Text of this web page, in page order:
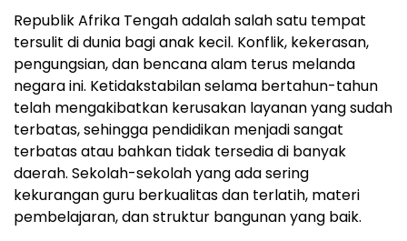
Republik Afrika Tengah adalah salah satu tempat
tersulit di dunia bagi anak kecil. Konflik, kekerasan,
pengungsian, dan bencana alam terus melanda
negara ini. Ketidakstabilan selama bertahun-tahun
telah mengakibatkan kerusakan layanan yang sudah
terbatas, sehingga pendidikan menjadi sangat
terbatas atau bahkan tidak tersedia di banyak
daerah. Sekolah-sekolah yang ada sering
kekurangan guru berkualitas dan terlatih, materi
pembelajaran, dan struktur bangunan yang baik.